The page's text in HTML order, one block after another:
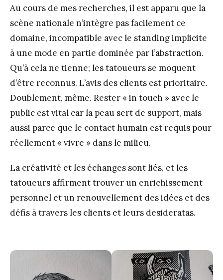
Au cours de mes recherches, il est apparu que la
scène nationale n’intègre pas facilement ce
domaine, incompatible avec le standing implicite
à une mode en partie dominée par l’abstraction.
Qu’à cela ne tienne; les tatoueurs se moquent
d’être reconnus. L’avis des clients est prioritaire.
Doublement, même. Rester « in touch » avec le
public est vital car la peau sert de support, mais
aussi parce que le contact humain est requis pour
réellement « vivre » dans le milieu.
La créativité et les échanges sont liés, et les
tatoueurs affirment trouver un enrichissement
personnel et un renouvellement des idées et des
défis à travers les clients et leurs desideratas.